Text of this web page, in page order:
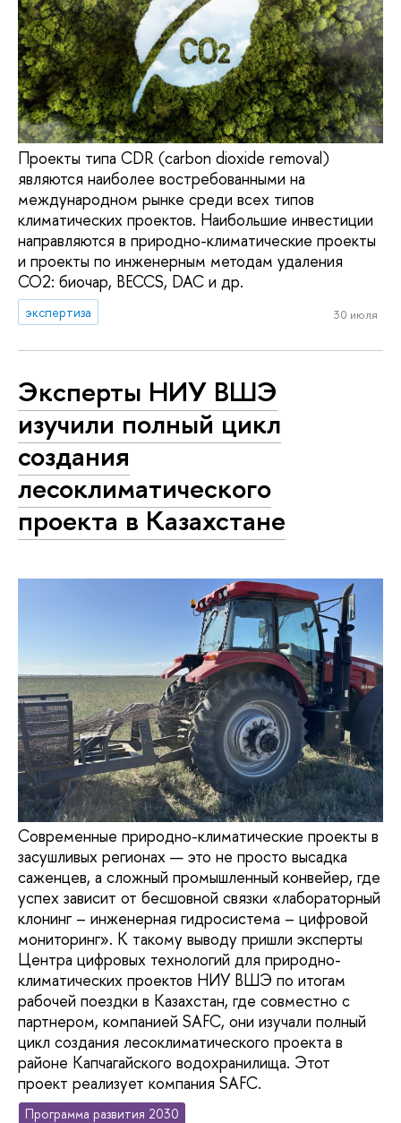
Проекты типа CDR (carbon dioxide removal)
являются наиболее востребованными на
международном рынке среди всех типов
климатических проектов. Наибольшие инвестиции
направляются в природно-климатические проекты
и проекты по инженерным методам удаления
CO2: биочар, BECCS, DAC и др.
экспертиза 30 июля
Эксперты НИУ ВШЭ
изучили полный цикл
создания
лесоклиматического
проекта в Казахстане
Современные природно-климатические проекты в
засушливых регионах — это не просто высадка
саженцев, а сложный промышленный конвейер, где
успех зависит от бесшовной связки «лабораторный
клонинг – инженерная гидросистема – цифровой
мониторинг». К такому выводу пришли эксперты
Центра цифровых технологий для природно-
климатических проектов НИУ ВШЭ по итогам
рабочей поездки в Казахстан, где совместно с
партнером, компанией SAFC, они изучали полный
цикл создания лесоклиматического проекта в
районе Капчагайского водохранилища. Этот
проект реализует компания SAFC.
Программа развития 2030